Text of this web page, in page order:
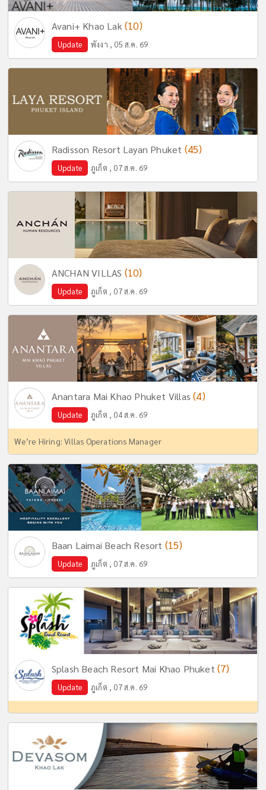
Avani+ Khao Lak (10)
Update พังงา , 05 ส.ค. 69
Radisson Resort Layan Phuket (45)
Update ภูเก็ต , 07 ส.ค. 69
ANCHAN VILLAS (10)
Update ภูเก็ต , 07 ส.ค. 69
Anantara Mai Khao Phuket Villas(4)
Update ภูเก็ต , 04 ส.ค. 69
We’re Hiring: Villas Operations Manager
Baan Laimai Beach Resort (15)
Update ภูเก็ต , 07 ส.ค. 69
Splash Beach Resort Mai Khao Phuket (7)
Update ภูเก็ต , 07 ส.ค. 69